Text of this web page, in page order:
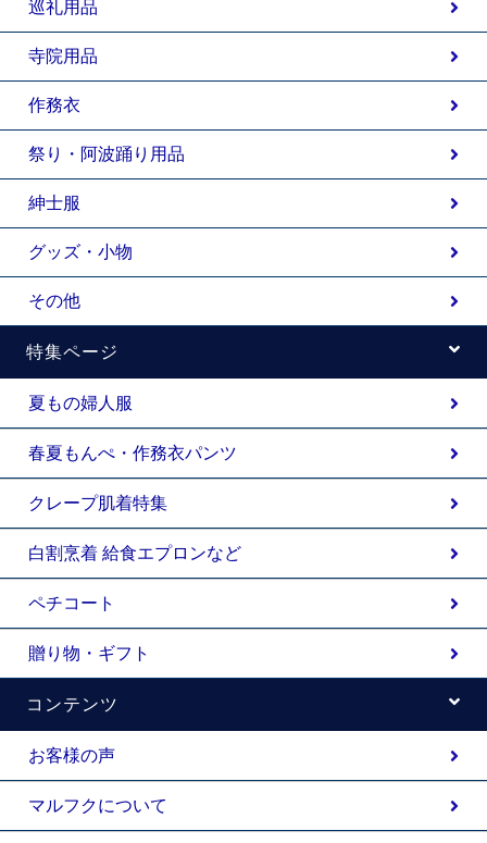
巡礼用品
寺院用品
作務衣
祭り・阿波踊り用品
紳士服
グッズ・小物
その他
特集ページ
夏もの婦人服
春夏もんぺ・作務衣パンツ
クレープ肌着特集
白割烹着 給食エプロンなど
ペチコート
贈り物・ギフト
コンテンツ
お客様の声
マルフクについて